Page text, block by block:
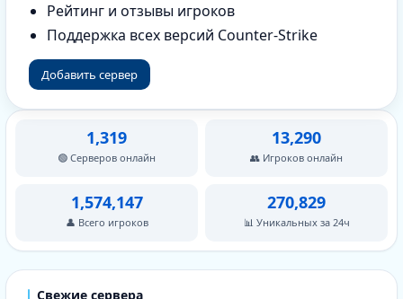
Рейтинг и отзывы игроков
Поддержка всех версий Counter-Strike
Добавить сервер
1,319
🟢 Серверов онлайн
13,290
👥 Игроков онлайн
1,574,147
👤 Всего игроков
270,829
📊 Уникальных за 24ч
Свежие сервера